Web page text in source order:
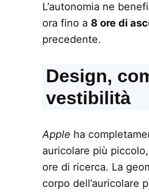
L’autonomia ne
ora fino a 8 ore di
precedente.
Design,
vestibilità
Apple ha
auricolare più
ore di ricerca. La
corpo dell’auricolare